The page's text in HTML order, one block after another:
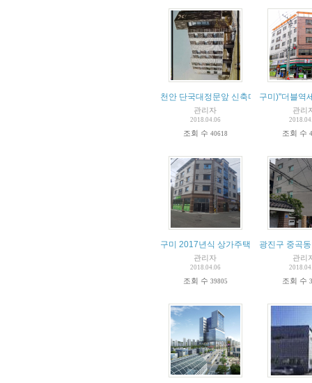
천안 단국대정문앞 신축다가구건물 매매
관리자
2018.04.06
조회 수 40618
구미)"더블역
관리
조회 수
구미 2017년식 상가주택 급매물!!!
관리자
2018.04.06
조회 수 39805
광진구 중곡
관리
조회 수